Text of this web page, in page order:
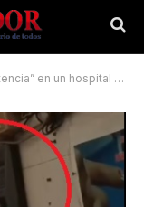
un hospital paraguayo